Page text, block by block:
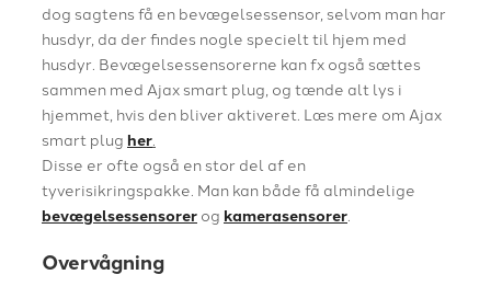
dog sagtens få en bevægelsessensor, selvom man har
husdyr, da der findes nogle specielt til hjem med
husdyr. Bevægelsessensorerne kan fx også sættes
sammen med Ajax smart plug, og tænde alt lys i
hjemmet, hvis den bliver aktiveret. Læs mere om Ajax
smart plug her
Disse er ofte også en stor del af en
tyverisikringspakke. Man kan både få almindelige
bevægelsessensorer og kamerasensorer
Overvågning